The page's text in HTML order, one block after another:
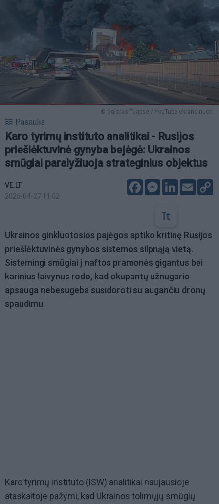
© Gaisras Tuapse / YouTube ekrano nuotr.
Pasaulis
Karo tyrimų instituto analitikai - Rusijos
priešlėktuvinė gynyba bejėgė: Ukrainos
smūgiai paralyžiuoja strateginius objektus
VE.LT
2026-04-27 11:02
FacebookMessenger
LinkedIn
Email
Ukrainos ginkluotosios pajėgos aptiko kritinę Rusijos
priešlėktuvinės gynybos sistemos silpnąją vietą.
Sistemingi smūgiai į naftos pramonės gigantus bei
karinius laivynus rodo, kad okupantų užnugario
apsauga nebesugeba susidoroti su augančiu dronų
spaudimu.
Karo tyrimų instituto (ISW) analitikai naujausioje
ataskaitoje pažymi, kad Ukrainos tolimųjų smūgių